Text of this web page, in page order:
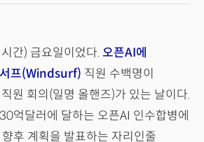
간) 금요일이었다. 오픈AI에
프(Windsurf) 직원 수백명이
원 회의(일명 올핸즈)가 있는 날이다.
억달러에 달하는 오픈AI 인수합병에
후 계획을 발표하는 자리인줄